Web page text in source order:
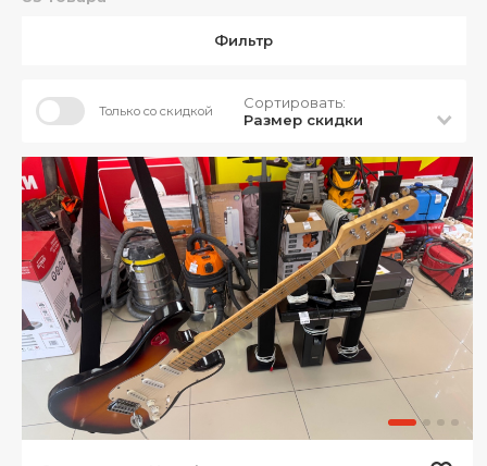
Фильтр
Только со скидкой
Сортировать:
Размер скидки